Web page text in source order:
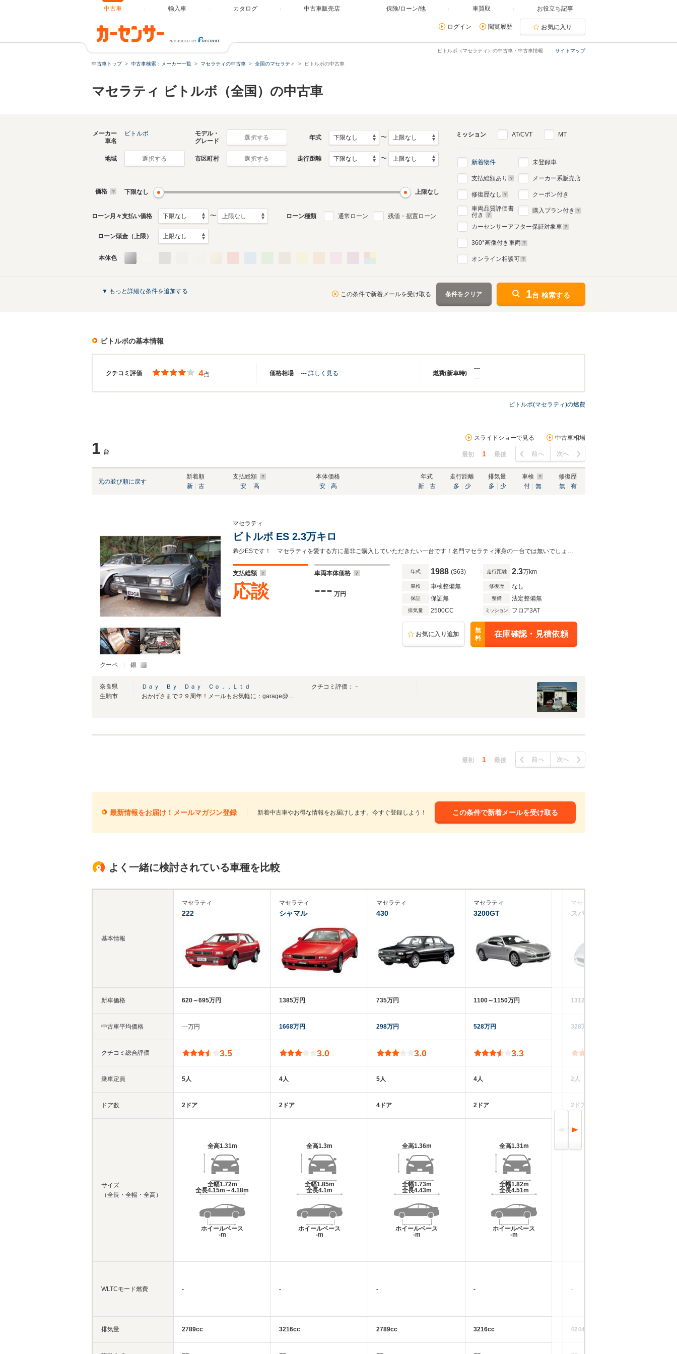
中古車 輸入車 カタログ 中古車販売店 保険/ローン/他 車買取 お役立ち記事
ログイン 閲覧履歴 お気に入り
サイトマップ
ビトルボ（マセラティ）の中古車・中古車情報
中古車トップ 中古車検索：メーカー一覧 マセラティの中古車 全国のマセラティ ビトルボの中古車
マセラティ ビトルボ（全国）の中古車
メーカー
車名
ビトルボ
モデル・
グレード
選択する 年式 〜
地域 選択する 市区町村 選択する 走行距離 〜
価格 下限なし 上限なし
ローン月々支払い価格 〜 ローン種類 通常ローン 残価・据置ローン
ローン頭金（上限）
本体色
ミッション AT/CVT MT
新着物件
支払総額あり
修復歴なし
車両品質評価書
付き
未登録車
メーカー系販売店
クーポン付き
購入プラン付き
カーセンサーアフター保証対象車
360°画像付き車両
オンライン相談可
▼ もっと詳細な条件を追加する この条件で新着メールを受け取る 条件をクリア 1台 検索する
ビトルボの基本情報
クチコミ評価 価格相場 燃費(新車時)
4点 --- 詳しく見る
---
---
ビトルボ(マセラティ)の燃費
1 台
スライドショーで見る 中古車相場
最初 1 最後 前へ 次へ
元の並び順に戻す
新着順
新
古
支払総額
安
高
本体価格
安
高
年式
新
古
走行距離
多
少
排気量
多
少
車検
付
無
修復歴
無
有
クーペ 銀
マセラティ
ビトルボ ES 2.3万キロ
希少ESです！ マセラティを愛する方に是非ご購入していただきたい一台です！名門マセラティ渾身の一台では無いでしょうか！！ このモデルだけNACAダクトの向きが違います！
支払総額
応談
車両本体価格
--- 万円
年式 1988 (S63) 走行距離 2.3万km
車検 車検整備無 修復歴 なし
保証 保証無 整備 法定整備無
排気量 2500CC ミッション フロア3AT
お気に入り追加
無
料
在庫確認・見積依頼
奈良県
生駒市
Ｄａｙ Ｂｙ Ｄａｙ Ｃｏ．，Ｌｔｄ
おかげさまで２９周年！メールもお気軽に：garage@dayxday.com
クチコミ評価：－
最初 1 最後 前へ 次へ
最新情報をお届け！メールマガジン登録 新着中古車やお得な情報をお届けします。今すぐ登録しよう！ この条件で新着メールを受け取る
よく一緒に検討されている車種を比較
基本情報
新車価格
中古車平均価格
クチコミ総合評価
乗車定員
ドア数
サイズ
（全長・全幅・全高）
WLTCモード燃費
排気量
マセラティ
222
620～695万円
‐‐‐万円
3.5
5人
2ドア
全高1.31m
全幅1.72m
全長4.15m～4.18m
ホイールベース
-m
-
2789cc
マセラティ
シャマル
1385万円
1668万円
3.0
4人
2ドア
全高1.3m
全幅1.85m
全長4.1m
ホイールベース
-m
-
3216cc
マセラティ
430
735万円
298万円
3.0
5人
4ドア
全高1.36m
全幅1.73m
全長4.43m
ホイールベース
-m
-
2789cc
マセラティ
3200GT
1100～1150万円
528万円
3.3
4人
2ドア
全高1.31m
全幅1.82m
全長4.51m
ホイールベース
-m
-
3216cc
マセラティ
スパイダー
1312.5～1359.8万円
328万円
2人
2ドア
-
4244cc